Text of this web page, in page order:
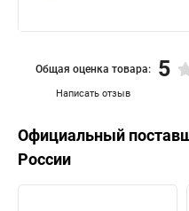
Написать отзыв
Общая оценка товара: 5
Официальный
России